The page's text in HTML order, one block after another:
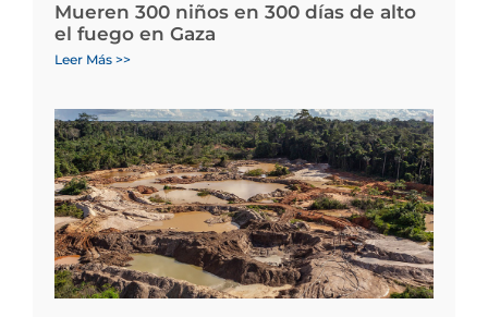
Mueren 300 niños en 300 días de alto
el fuego en Gaza
Leer Más >>